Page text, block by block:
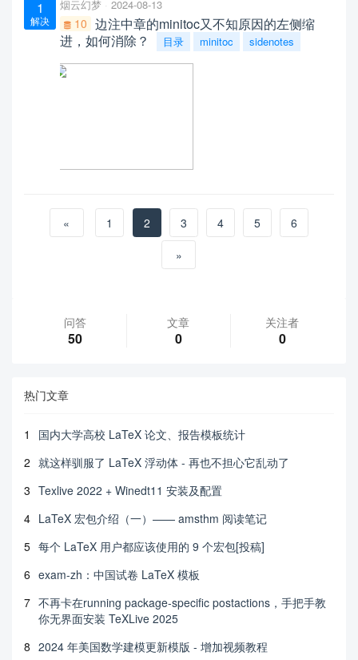
1
解决
烟云幻梦 2024-08-13
10 边注中章的minitoc又不知原因的左侧缩
进，如何消除？
目录 minitoc sidenotes
« 1 2 3 4 5
6
»
问答
50
文章
0
关注者
0
热门文章
1
国内大学高校 LaTeX 论文、报告模板统计
2 就这样驯服了 LaTeX 浮动体 - 再也不担心它乱动了
3 Texlive 2022 + Winedt11 安装及配置
4 LaTeX 宏包介绍（一）—— amsthm 阅读笔记
5 每个 LaTeX 用户都应该使用的 9 个宏包[投稿]
6 exam-zh：中国试卷 LaTeX 模板
7 不再卡在running package-specific postactions，手把手教
你无界面安装 TeXLive 2025
8 2024 年美国数学建模更新模版 - 增加视频教程